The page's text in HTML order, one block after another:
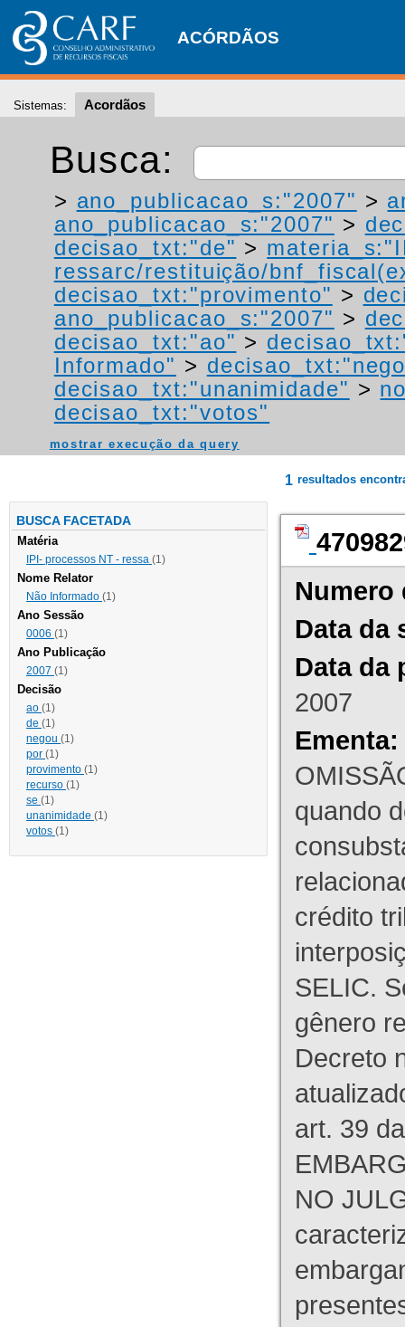
ACÓRDÃOS
Sistemas: Acordãos
Busca:
> ano_publicacao_s:"2007" >
ano_publicacao_s:"2007" >
decisao_txt:"de" >
ressarc/restituição/
decisao_txt:"provimento" >
ano_publicacao_s:"2007" >
decisao_txt:"ao" >
Informado" >
decisao_txt:"unanimidade" >
decisao_txt:"votos"
mostrar execução da query
BUSCA FACETADA
Matéria
IPI- processos NT - ressa (1)
Nome Relator
Não Informado (1)
Ano Sessão
0006 (1)
Ano Publicação
2007 (1)
Decisão
ao (1)
de (1)
negou (1)
por (1)
provimento (1)
recurso (1)
se (1)
unanimidade (1)
votos (1)
1 resultados
Numero
Data da
Data da
2007
Ementa:
quando
crédito
SELIC.
gênero
Decreto
art. 39
NO